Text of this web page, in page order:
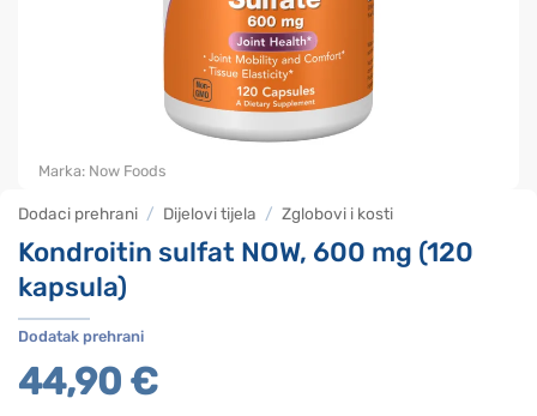
Dodaci prehrani / Dijelovi tijela / Zglobovi i kosti
Kondroitin sulfat NOW, 600 mg (120
kapsula)
Dodatak prehrani
44,90 €
Marka: Now Foods